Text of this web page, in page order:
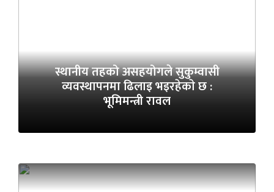
स्थानीय तहको असहयोगले सुकुम्वासी
व्यवस्थापनमा ढिलाइ भइरहेकाे छ :
भूमिमन्त्री रावल